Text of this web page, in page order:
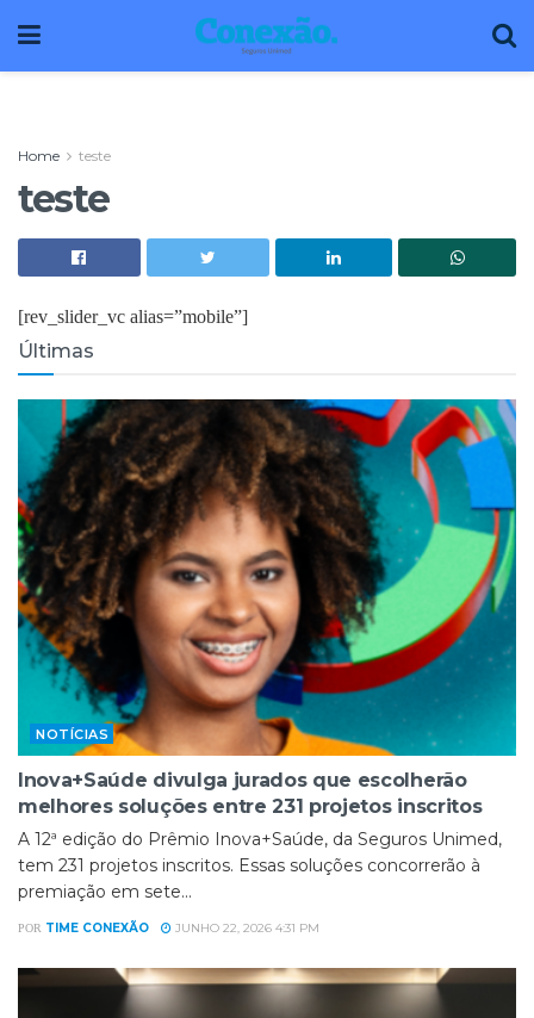
Home teste
teste
[rev_slider_vc alias=”mobile”]
Últimas
NOTÍCIAS
Inova+Saúde divulga jurados que escolherão
melhores soluções entre 231 projetos inscritos
A 12ª edição do Prêmio Inova+Saúde, da Seguros Unimed,
tem 231 projetos inscritos. Essas soluções concorrerão à
premiação em sete...
POR TIME CONEXÃO JUNHO 22, 2026 4:31 PM